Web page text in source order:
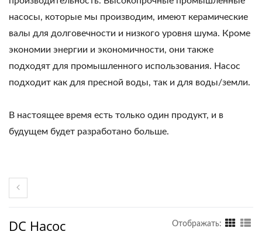
насосы, которые мы производим, имеют керамические
валы для долговечности и низкого уровня шума. Кроме
экономии энергии и экономичности, они также
подходят для промышленного использования. Насос
подходит как для пресной воды, так и для воды/земли.
В настоящее время есть только один продукт, и в
будущем будет разработано больше.
DC Насос Отображать: